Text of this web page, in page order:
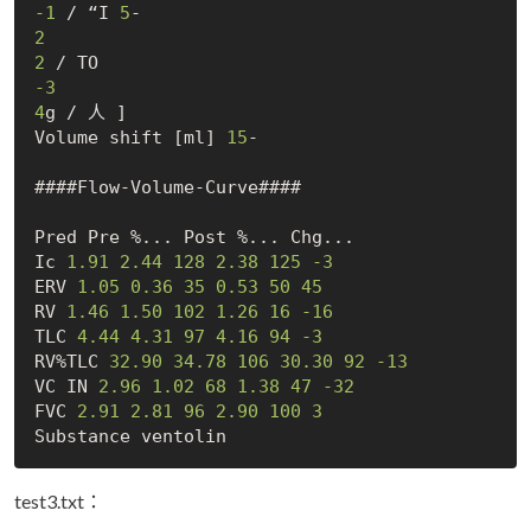
-1 / “I 5
2
2
/ TO
-3
4g / 人 ]
Volume shift [ml] 15-
####Flow-Volume-Curve####
Pred Pre %... Post %... Chg...
Ic 1.91 2.44 128 2.38 125
-3
ERV 1.05 0.36 35 0.53 50 45
RV 1.46 1.50 102 1.26 16
-16
TLC 4.44 4.31 97 4.16 94
-3
RV%TLC 32.90 34.78 106 30.30 92
-13
VC IN 2.96 1.02 68 1.38 47
-32
FVC 2.91 2.81 96 2.90 100
3
test3.txt：